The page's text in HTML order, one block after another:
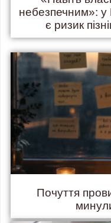
небезпечним»: у
є ризик
Почуття